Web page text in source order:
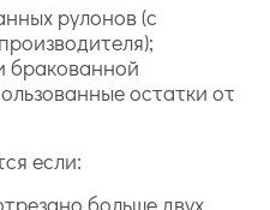
рулонов (с
бракованной
остатки от
если:
больше двух